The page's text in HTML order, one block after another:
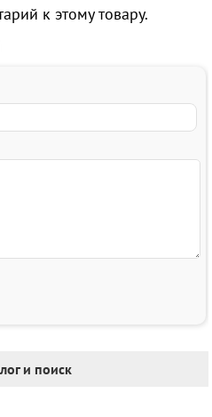
к этому товару.
и поиск